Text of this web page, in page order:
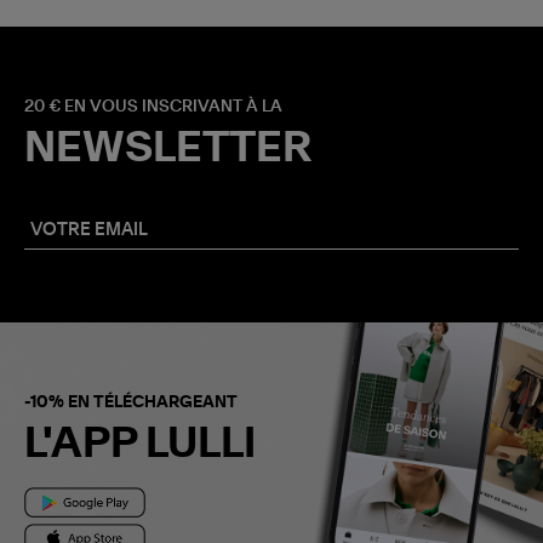
20 € EN VOUS INSCRIVANT À LA
NEWSLETTER
-10% EN TÉLÉCHARGEANT
L'APP LULLI